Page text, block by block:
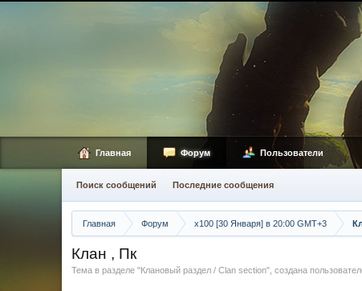
Главная Форум х100 [30 Января] в 20:00 GMT+3
Клан , Пк
Тема в разделе "Клановый раздел / Сlan section", создана
Главная Форум
Поиск сообщений Последние сообщения
Пользователи